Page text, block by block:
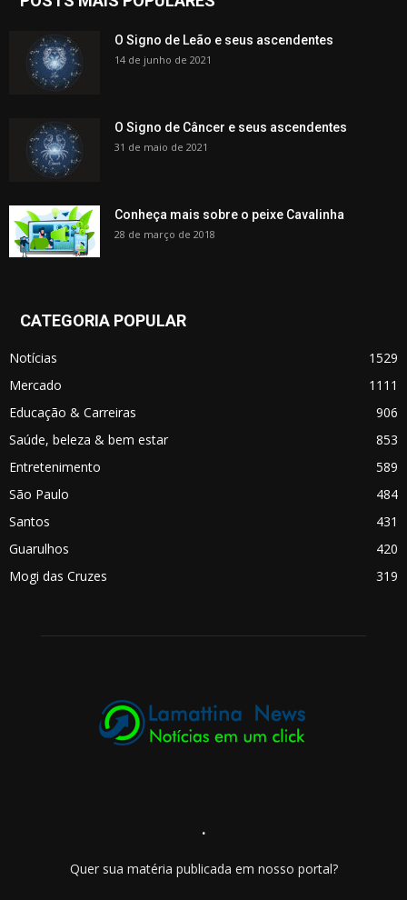
O Signo de Leão e seus ascendentes
14 de junho de 2021
O Signo de Câncer e seus ascendentes
31 de maio de 2021
Conheça mais sobre o peixe Cavalinha
28 de março de 2018
CATEGORIA POPULAR
Notícias
1529
Mercado
1111
Educação & Carreiras
906
Saúde, beleza & bem estar
853
Entretenimento
589
São Paulo
484
Santos
431
Guarulhos
420
Mogi das Cruzes
319
.
Quer sua matéria publicada em nosso portal?